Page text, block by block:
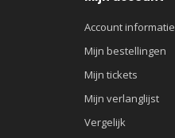
Account informatie
Mijn bestellingen
Mijn tickets
Mijn verlanglijst
Vergelijk